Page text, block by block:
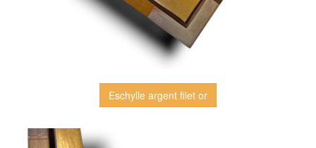
Eschylle argent filet or